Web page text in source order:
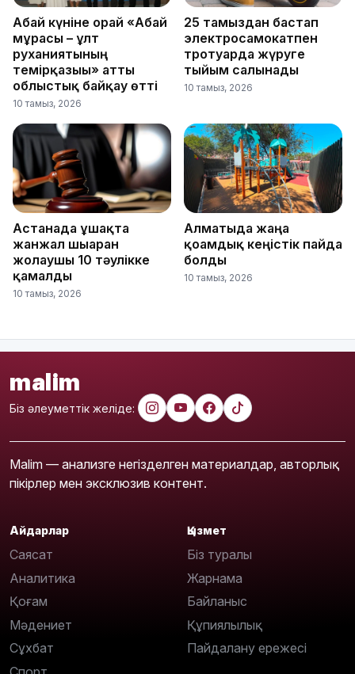
Абай күніне орай «Абай
мұрасы – ұлт
руханиятының
темірқазығы» атты
облыстық байқау өтті
10 тамыз, 2026
25 тамыздан бастап
электросамокатпен
тротуарда жүруге
тыйым салынады
10 тамыз, 2026
Астанада ұшақта
жанжал шығарған
жолаушы 10 тәулікке
қамалды
10 тамыз, 2026
Алматыда жаңа
қоғамдық кеңістік пайда
болды
10 тамыз, 2026
malim
Біз әлеуметтік желіде:
Malim — анализге негізделген материалдар, авторлық
пікірлер мен эксклюзив контент.
Айдарлар
Саясат
Аналитика
Қоғам
Мәдениет
Сұхбат
Қызмет
Біз туралы
Жарнама
Байланыс
Құпиялылық
Пайдалану ережесі